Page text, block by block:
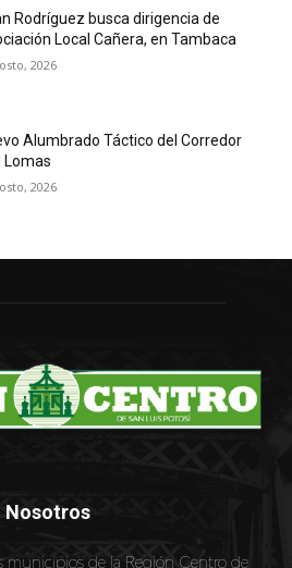
Rodríguez busca dirigencia de
Local Cañera, en Tambaca
2026
Alumbrado Táctico del Corredor
Lomas
2026
Nosotros
municipios de la Región Centro de